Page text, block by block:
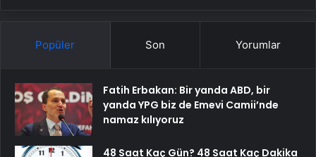
Popüler Son Yorumlar
Fatih Erbakan: Bir yanda ABD, bir
yanda YPG biz de Emevi Camii’nde
namaz kılıyoruz
48 Saat Kaç Gün? 48 Saat Kaç Dakika